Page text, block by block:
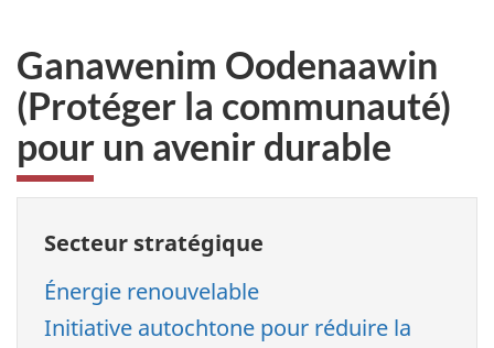
Ganawenim Oodenaawin
(Protéger la communauté)
pour un avenir durable
Secteur stratégique
Énergie renouvelable
Initiative autochtone pour réduire la